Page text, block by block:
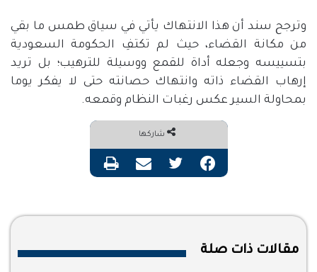
وترجح سند أن هذا الانتهاك يأتي في سياق طمس ما بقي
من مكانة القضاء، حيث لم تكتفِ الحكومة السعودية
بتسييسه وجعله أداة للقمع ووسيلة للترهيب؛ بل تريد
إرهاب القضاء ذاته وانتهاك حصانته حتى لا يفكر يوما
بمحاولة السير عكس رغبات النظام وقمعه.
شاركها
فيسبوك تويتر مشاركة عبر البريد طباعة
مقالات ذات صلة